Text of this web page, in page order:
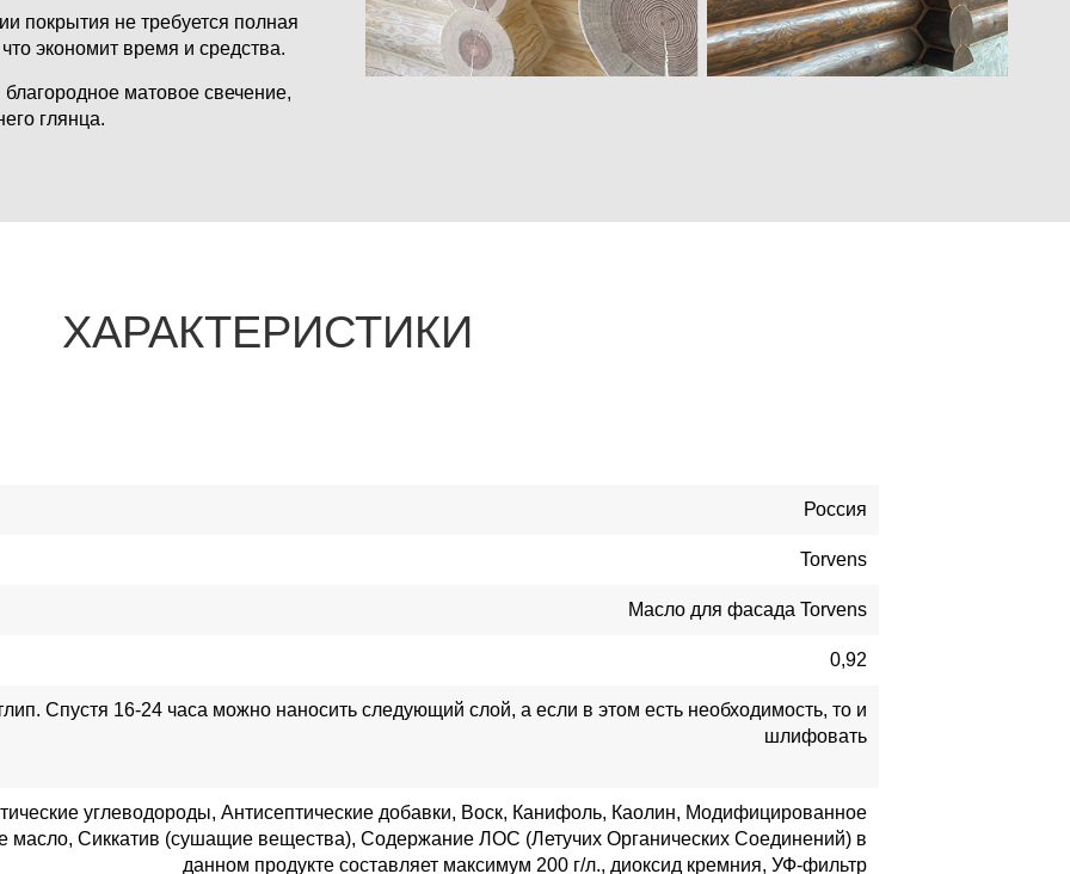
покрытия не требуется полная
экономит время и средства.
матовое свечение,
глянца.
ХАРАКТЕРИСТИКИ
Россия
Torvens
Масло для фасада Torvens
0,92
Спустя 16-24 часа можно наносить следующий слой, а если в этом есть необходимость, то и
шлифовать
углеводороды, Антисептические добавки, Воск, Канифоль, Каолин, Модифицированное
масло, Сиккатив (сушащие вещества), Содержание ЛОС (Летучих Органических Соединений) в
данном продукте составляет максимум 200 г/л., диоксид кремния, УФ-фильтр